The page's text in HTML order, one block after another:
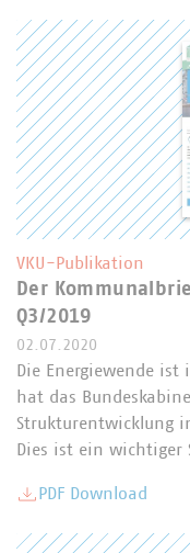
VKU-Publikation
Der
Q3/2019
02.07.2020
Die Energiewende ist
hat das
Strukturentwicklung
Dies ist ein
PDF Download